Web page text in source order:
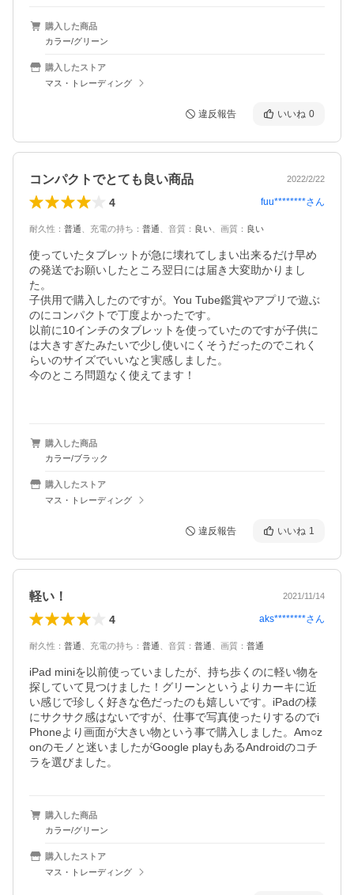
購入した商品
カラー/グリーン
購入したストア
マス・トレーディング
違反報告 いいね 0
コンパクトでとても良い商品 2022/2/22
4 fuu********さん
耐久性 ： 普通 充電の持ち ： 普通 音質 ： 良い 画質 ： 良い
使っていたタブレットが急に壊れてしまい出来るだけ早め
の発送でお願いしたところ翌日には届き大変助かりまし
た。
子供用で購入したのですが。You Tube鑑賞やアプリで遊ぶ
のにコンパクトで丁度よかったです。
以前に10インチのタブレットを使っていたのですが子供に
は大きすぎたみたいで少し使いにくそうだったのでこれく
らいのサイズでいいなと実感しました。
今のところ問題なく使えてます！
購入した商品
カラー/ブラック
購入したストア
マス・トレーディング
違反報告 いいね 1
軽い！ 2021/11/14
4 aks********さん
耐久性 ： 普通 充電の持ち ： 普通 音質 ： 普通 画質 ： 普通
iPad miniを以前使っていましたが、持ち歩くのに軽い物を
探していて見つけました！グリーンというよりカーキに近
い感じで珍しく好きな色だったのも嬉しいです。iPadの様
にサクサク感はないですが、仕事で写真使ったりするのでi
Phoneより画面が大きい物という事で購入しました。Am○z
onのモノと迷いましたがGoogle playもあるAndroidのコチ
ラを選びました。
購入した商品
カラー/グリーン
購入したストア
マス・トレーディング